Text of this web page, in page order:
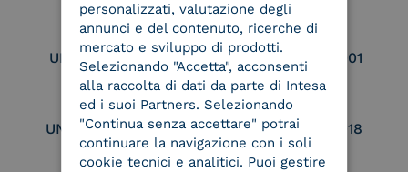
UNI EN ISO 9001 UNI EN ISO 27001
UNI EN ISO 27017 UNI EN ISO 27018
personalizzati, valutazione degli
annunci e del contenuto, ricerche di
mercato e sviluppo di prodotti.
Selezionando "Accetta", acconsenti
alla raccolta di dati da parte di Intesa
ed i suoi Partners. Selezionando
"Continua senza accettare" potrai
continuare la navigazione con i soli
cookie tecnici e analitici. Puoi gestire